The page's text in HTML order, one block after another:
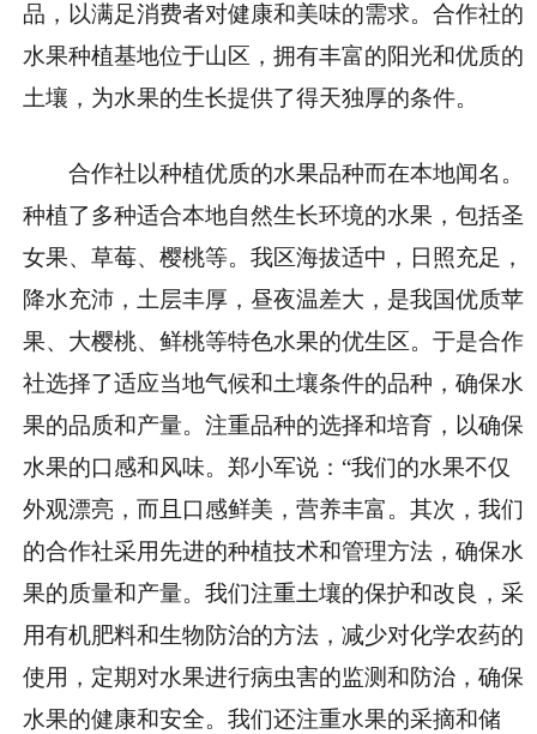
品，以满足消费者对健康和美味的需求。合作社的
水果种植基地位于山区，拥有丰富的阳光和优质的
土壤，为水果的生长提供了得天独厚的条件。
合作社以种植优质的水果品种而在本地闻名。
种植了多种适合本地自然生长环境的水果，包括圣
女果、草莓、樱桃等。我区海拔适中，日照充足，
降水充沛，土层丰厚，昼夜温差大，是我国优质苹
果、大樱桃、鲜桃等特色水果的优生区。于是合作
社选择了适应当地气候和土壤条件的品种，确保水
果的品质和产量。注重品种的选择和培育，以确保
水果的口感和风味。郑小军说：“我们的水果不仅
外观漂亮，而且口感鲜美，营养丰富。其次，我们
的合作社采用先进的种植技术和管理方法，确保水
果的质量和产量。我们注重土壤的保护和改良，采
用有机肥料和生物防治的方法，减少对化学农药的
使用，定期对水果进行病虫害的监测和防治，确保
水果的健康和安全。我们还注重水果的采摘和储